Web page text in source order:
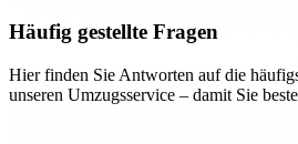
Häufig gestellte Fragen
Hier finden Sie Antworten auf die
unseren Umzugsservice – damit Sie